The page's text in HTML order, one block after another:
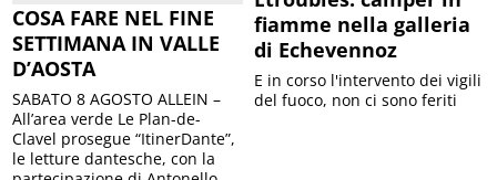
COSA FARE NEL FINE
SETTIMANA IN VALLE
D’AOSTA
SABATO 8 AGOSTO ALLEIN –
All’area verde Le Plan-de-
Clavel prosegue “ItinerDante”,
le letture dantesche, con la
fiamme nella galleria
di Echevennoz
E in corso l'intervento dei vigili
del fuoco, non ci sono feriti